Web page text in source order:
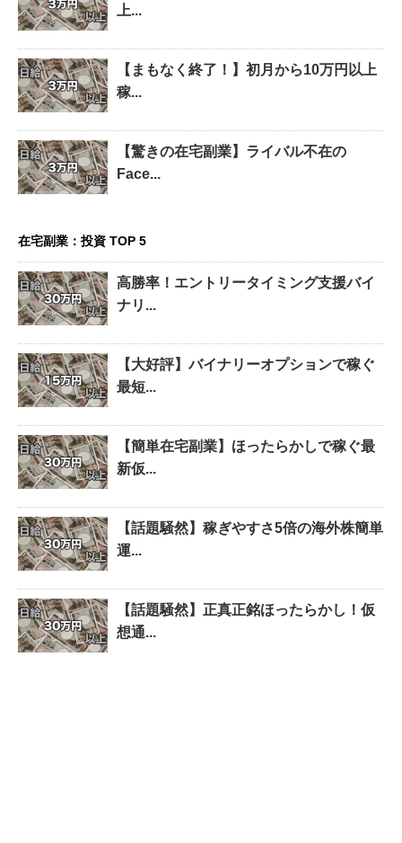
上...
【まもなく終了！】初月から10万円以上
稼...
【驚きの在宅副業】ライバル不在の
Face...
在宅副業：投資 TOP 5
高勝率！エントリータイミング支援バイ
ナリ...
【大好評】バイナリーオプションで稼ぐ
最短...
【簡単在宅副業】ほったらかしで稼ぐ最
新仮...
【話題騒然】稼ぎやすさ5倍の海外株簡単
運...
【話題騒然】正真正銘ほったらかし！仮
想通...